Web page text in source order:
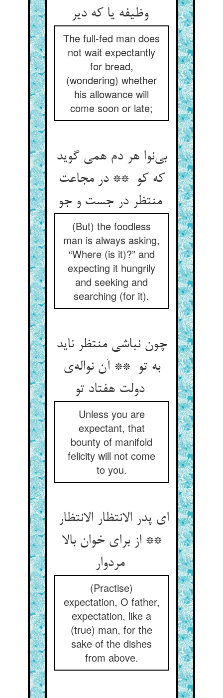
وظیفه یا که دیر
The full-fed man does
not wait expectantly
for bread,
(wondering) whether
his allowance will
come soon or late;
بی‌نوا هر دم همی گوید
که کو ** در مجاعت
منتظر در جست و جو
(But) the foodless
man is always asking,
“Where (is it)?” and
expecting it hungrily
and seeking and
searching (for it).
چون نباشی منتظر ناید
به تو ** آن نواله‌ی
دولت هفتاد تو
Unless you are
expectant, that
bounty of manifold
felicity will not come
to you.
ای پدر الانتظار الانتظار
** از برای خوان بالا
مردوار
(Practise)
expectation, O father,
expectation, like a
(true) man, for the
sake of the dishes
from above.